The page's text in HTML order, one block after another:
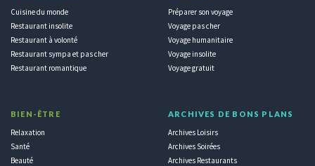
Cuisine du monde
Restaurant insolite
Restaurant à volonté
Restaurant sympa et pas cher
Restaurant romantique
BIEN-ÊTRE
Relaxation
Santé
Beauté
Préparer son voyage
Voyage pas cher
Voyage humanitaire
Voyage insolite
Voyage gratuit
ARCHIVES DE BONS PLANS
Archives Loisirs
Archives Soirées
Archives Restaurants